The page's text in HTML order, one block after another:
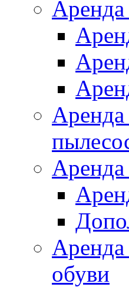
Аренда
Аренда
обуви